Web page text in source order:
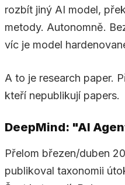
rozbít jiný AI model,
metody. Autonomně.
víc je model
A to je research paper.
kteří nepublikují papers.
DeepMind: "AI
Přelom březen/duben
publikoval taxonomii